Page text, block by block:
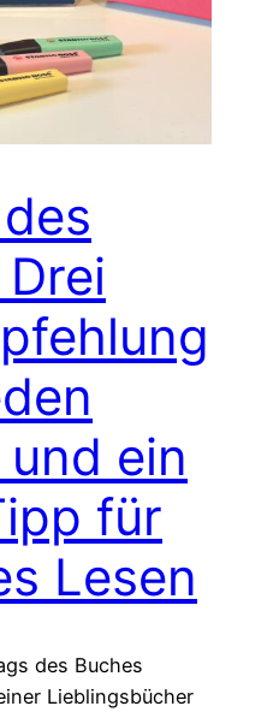
ein
für
Lesen
des Buches
Lieblingsbücher